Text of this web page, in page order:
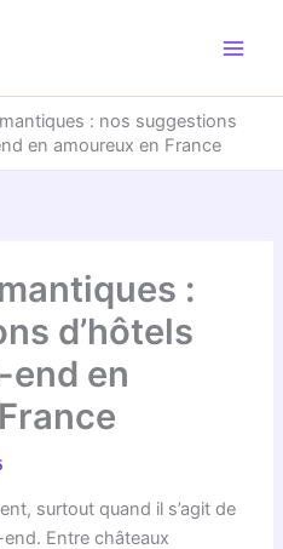
: nos suggestions
en amoureux en France
:
d’hôtels
end en
surtout quand il s’agit de
end. Entre châteaux